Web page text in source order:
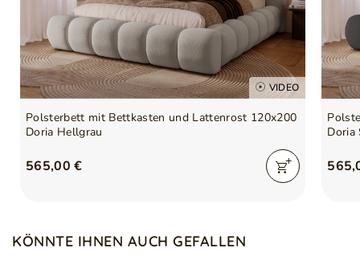
VIDEO
Polsterbett mit Bettkasten und Lattenrost 120x200
Doria Hellgrau
565,00 €
Doria
KÖNNTE IHNEN AUCH GEFALLEN